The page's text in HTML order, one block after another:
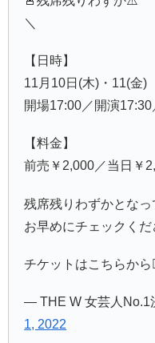
＼
【日時】
11月10日(木)・11(金)
開場17:00／開演
【料金】
前売￥2,000／当日￥
残席残りわずかとなっ
お早めにチェックくだ
チケットはこちらから
— THE W 女芸人No.1
1, 2022